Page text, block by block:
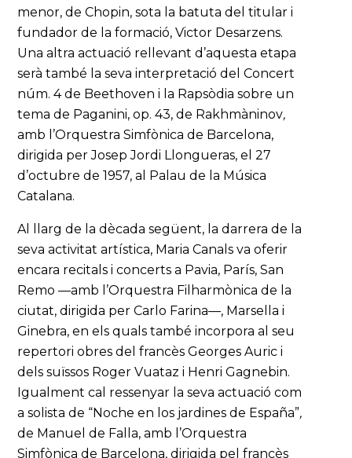
menor, de Chopin, sota la batuta del titular i
fundador de la formació, Victor Desarzens.
Una altra actuació rellevant d’aquesta etapa
serà també la seva interpretació del Concert
núm. 4 de Beethoven i la Rapsòdia sobre un
tema de Paganini, op. 43, de Rakhmàninov,
amb l’Orquestra Simfònica de Barcelona,
dirigida per Josep Jordi Llongueras, el 27
d’octubre de 1957, al Palau de la Música
Catalana.
Al llarg de la dècada següent, la darrera de la
seva activitat artística, Maria Canals va oferir
encara recitals i concerts a Pavia, París, San
Remo —amb l’Orquestra Filharmònica de la
ciutat, dirigida per Carlo Farina—, Marsella i
Ginebra, en els quals també incorpora al seu
repertori obres del francès Georges Auric i
dels suïssos Roger Vuataz i Henri Gagnebin.
Igualment cal ressenyar la seva actuació com
a solista de “Noche en los jardines de España”,
de Manuel de Falla, amb l’Orquestra
Simfònica de Barcelona, dirigida pel francès